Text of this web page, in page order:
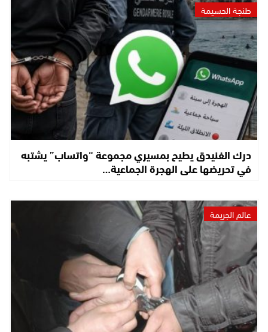
طنجة الحسيمة
درك الفنيدق يطيح بمسيري مجموعة “واتساب” يشتبه
في تحريضها على الهجرة الجماعية…
عالم الجريمة